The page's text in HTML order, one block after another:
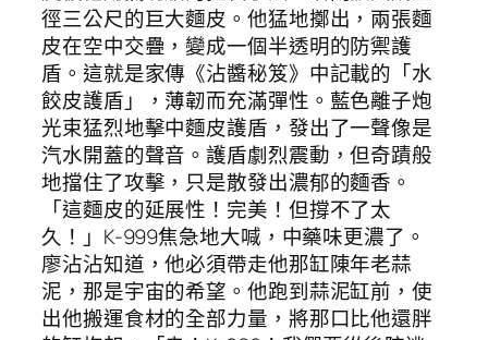
徑三公尺的巨大麵皮。他猛地擲出，兩張麵
皮在空中交疊，變成一個半透明的防禦護
盾。這就是家傳《沾醬秘笈》中記載的「水
餃皮護盾」，薄韌而充滿彈性。藍色離子炮
光束猛烈地擊中麵皮護盾，發出了一聲像是
汽水開蓋的聲音。護盾劇烈震動，但奇蹟般
地擋住了攻擊，只是散發出濃郁的麵香。
「這麵皮的延展性！完美！但撐不了太
久！」K-999焦急地大喊，中藥味更濃了。
廖沾沾知道，他必須帶走他那缸陳年老蒜
泥，那是宇宙的希望。他跑到蒜泥缸前，使
出他搬運食材的全部力量，將那口比他還胖